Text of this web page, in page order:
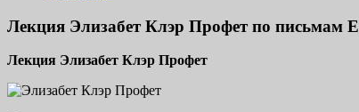
Лекция Элизабет Клэр Профет по письмам
Лекция Элизабет Клэр Профет